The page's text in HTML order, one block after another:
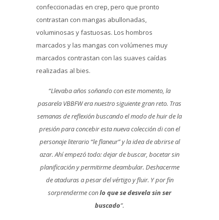
confeccionadas en crep, pero que pronto
contrastan con mangas abullonadas,
voluminosas y fastuosas. Los hombros
marcados y las mangas con volúmenes muy
marcados contrastan con las suaves caídas
realizadas al bies.
“Llevaba años soñando con este momento, la
pasarela VBBFW era nuestro siguiente gran reto. Tras
semanas de reflexión buscando el modo de huir de la
presión para concebir esta nueva colección di con el
personaje literario “le flaneur” y la idea de abrirse al
azar. Ahí empezó todo: dejar de buscar, bocetar sin
planificación y permitirme deambular. Deshacerme
de ataduras a pesar del vértigo y fluir. Y por fin
sorprenderme conlo que se desvela sin ser
buscado”.